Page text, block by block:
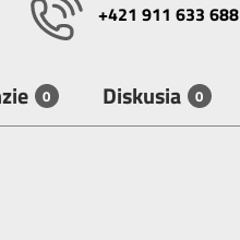
+421 911 633 688
0 Diskusia 0